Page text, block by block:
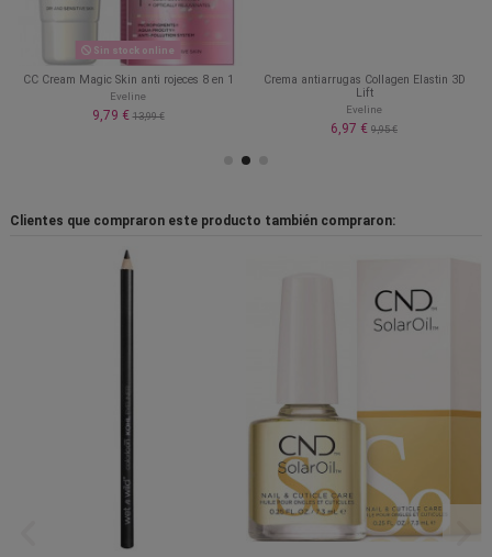
Sin stock online
CC Cream Magic Skin anti rojeces 8 en 1
Eveline
9,79 €13,99 €
Crema antiarrugas Collagen Elastin 3D
Lift
Eveline
6,97 € 9,95 €
Clientes que compraron este producto también compraron: